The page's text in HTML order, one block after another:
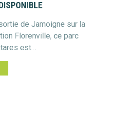
de Jamoigne sur la
Florenville, ce parc
est…